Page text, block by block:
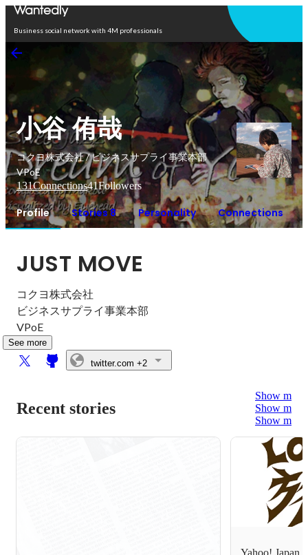
Business social network with 4M professionals
小谷 侑哉
コクヨ株式会社 / ビジネスサプライ事業本部
VPoE
131Connections41Followers
Profile Stories 8 Personality Connections
JUST MOVE
コクヨ株式会社
ビジネスサプライ事業本部
VPoE
See more
twitter.com +2
Recent stories
Show more
Show more
Show more
Yahoo! Japan